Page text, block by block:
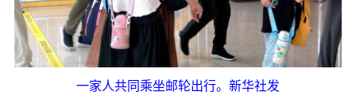
一家人共同乘坐邮轮出行。新华社发